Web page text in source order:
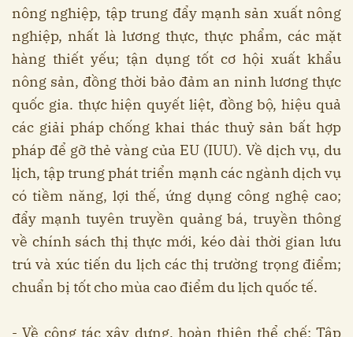
nông nghiệp, tập trung đẩy mạnh sản xuất nông
nghiệp, nhất là lương thực, thực phẩm, các mặt
hàng thiết yếu; tận dụng tốt cơ hội xuất khẩu
nông sản, đồng thời bảo đảm an ninh lương thực
quốc gia. thực hiện quyết liệt, đồng bộ, hiệu quả
các giải pháp chống khai thác thuỷ sản bất hợp
pháp để gỡ thẻ vàng của EU (IUU). Về dịch vụ, du
lịch, tập trung phát triển mạnh các ngành dịch vụ
có tiềm năng, lợi thế, ứng dụng công nghệ cao;
đẩy mạnh tuyên truyền quảng bá, truyền thông
về chính sách thị thực mới, kéo dài thời gian lưu
trú và xúc tiến du lịch các thị trường trọng điểm;
chuẩn bị tốt cho mùa cao điểm du lịch quốc tế.
- Về công tác xây dựng, hoàn thiện thể chế: Tập